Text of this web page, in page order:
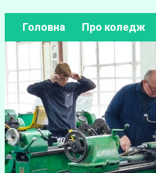
Головна Про коледж